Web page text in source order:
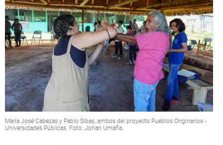
María José Cabezas y Pablo Sibas, ambos del proyecto Pueblos Originarios -
Universidades Públicas. Foto: Johan Umaña.